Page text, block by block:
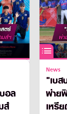
ส์
News
"เบ
พ่าย
เหรี